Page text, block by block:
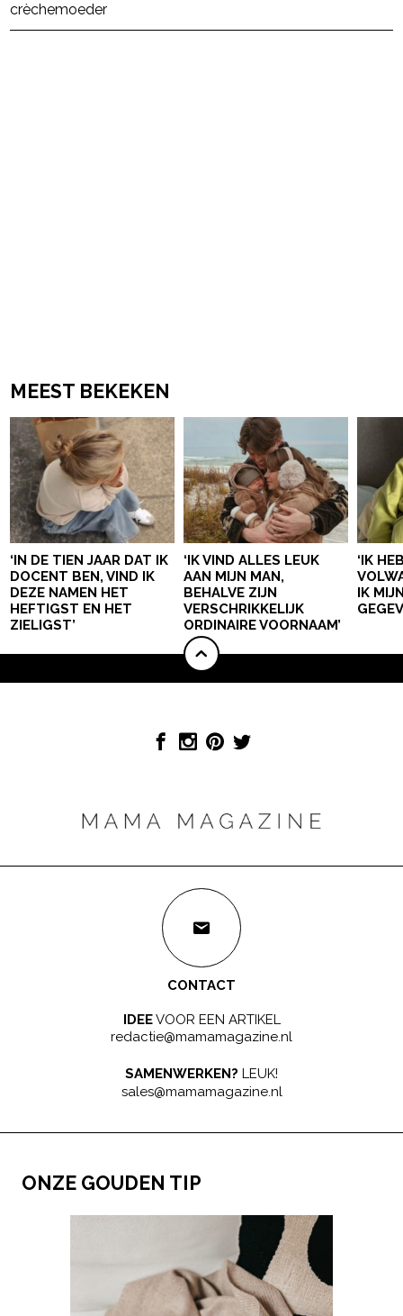
crèchemoeder
MEEST BEKEKEN
‘IN DE TIEN JAAR DAT IK
DOCENT BEN, VIND IK
DEZE NAMEN HET
HEFTIGST EN HET
ZIELIGST’
‘IK VIND ALLES LEUK
AAN MIJN MAN,
BEHALVE ZIJN
VERSCHRIKKELIJK
ORDINAIRE VOORNAAM’
‘IK
IK
CONTACT
IDEEVOOR EEN ARTIKEL
redactie@mamamagazine.nl
SAMENWERKEN? LEUK!
sales@mamamagazine.nl
ONZE GOUDEN TIP